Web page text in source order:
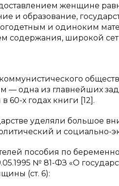
женщине
и образование,
и одиноким
содержания, широкой
одна из главнейших
60-х годах книги [12].
уделяли большое
и социально-
пособия по
№ 81-ФЗ «О
(ст. 6):